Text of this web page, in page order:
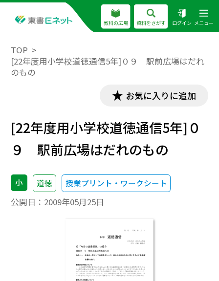
教科の広場 資料をさがす ログイン メニュー
TOP
[22年度用小学校道徳通信5年]０９ 駅前広場はだれ
のもの
お気に入りに追加
[22年度用小学校道徳通信5年]０
９ 駅前広場はだれのもの
小 道徳 授業プリント・ワークシート
公開日： 2009年05月25日